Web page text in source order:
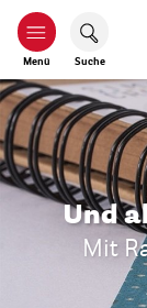
Menü Suche
Und
Mit